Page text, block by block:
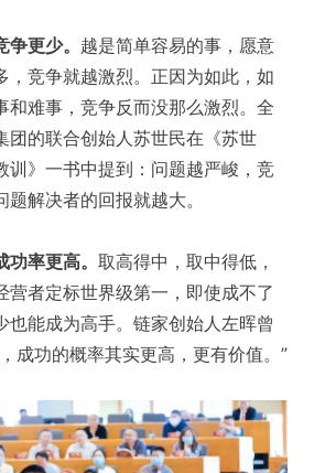
更少。 越是简单容易的事，愿意
，竞争就越激烈。正因为如此，如
和难事，竞争反而没那么激烈。全
团的联合创始人苏世民在《苏世
训》一书中提到：问题越严峻，竞
解决者的回报就越大。
率更高。 取高得中，取中得低，
营者定标世界级第一，即使成不了
也能成为高手。链家创始人左晖曾
成功的概率其实更高，更有价值。”